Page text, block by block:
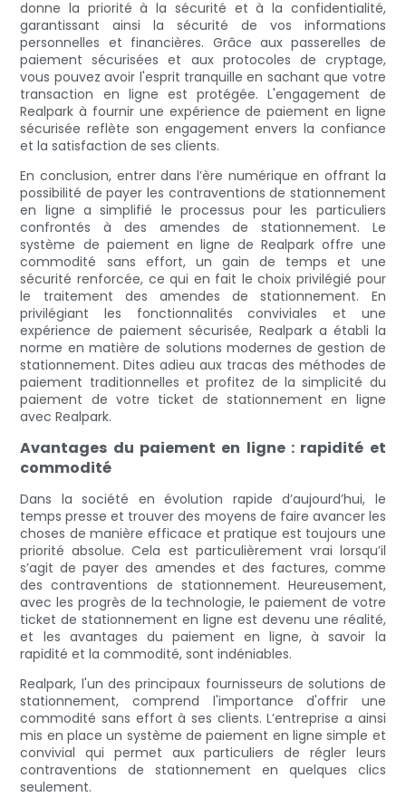
donne la priorité à la sécurité et à la confidentialité,
garantissant ainsi la sécurité de vos informations
personnelles et financières. Grâce aux passerelles de
paiement sécurisées et aux protocoles de cryptage,
vous pouvez avoir l'esprit tranquille en sachant que votre
transaction en ligne est protégée. L'engagement de
Realpark à fournir une expérience de paiement en ligne
sécurisée reflète son engagement envers la confiance
et la satisfaction de ses clients.
En conclusion, entrer dans l’ère numérique en offrant la
possibilité de payer les contraventions de stationnement
en ligne a simplifié le processus pour les particuliers
confrontés à des amendes de stationnement. Le
système de paiement en ligne de Realpark offre une
commodité sans effort, un gain de temps et une
sécurité renforcée, ce qui en fait le choix privilégié pour
le traitement des amendes de stationnement. En
privilégiant les fonctionnalités conviviales et une
expérience de paiement sécurisée, Realpark a établi la
norme en matière de solutions modernes de gestion de
stationnement. Dites adieu aux tracas des méthodes de
paiement traditionnelles et profitez de la simplicité du
paiement de votre ticket de stationnement en ligne
avec Realpark.
Avantages du paiement en ligne : rapidité et
commodité
Dans la société en évolution rapide d’aujourd’hui, le
temps presse et trouver des moyens de faire avancer les
choses de manière efficace et pratique est toujours une
priorité absolue. Cela est particulièrement vrai lorsqu’il
s’agit de payer des amendes et des factures, comme
des contraventions de stationnement. Heureusement,
avec les progrès de la technologie, le paiement de votre
ticket de stationnement en ligne est devenu une réalité,
et les avantages du paiement en ligne, à savoir la
rapidité et la commodité, sont indéniables.
Realpark, l'un des principaux fournisseurs de solutions de
stationnement, comprend l'importance d'offrir une
commodité sans effort à ses clients. L’entreprise a ainsi
mis en place un système de paiement en ligne simple et
convivial qui permet aux particuliers de régler leurs
contraventions de stationnement en quelques clics
seulement.